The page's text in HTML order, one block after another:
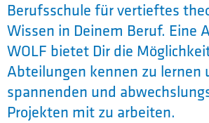
Berufsschule für vertieftes
Wissen in Deinem Beruf. Eine
WOLF bietet Dir die
Abteilungen kennen zu lernen
spannenden und
Projekten mit zu arbeiten.